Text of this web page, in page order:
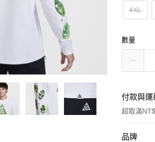
4XL
數量
付款與
超取滿
付款方式
品牌